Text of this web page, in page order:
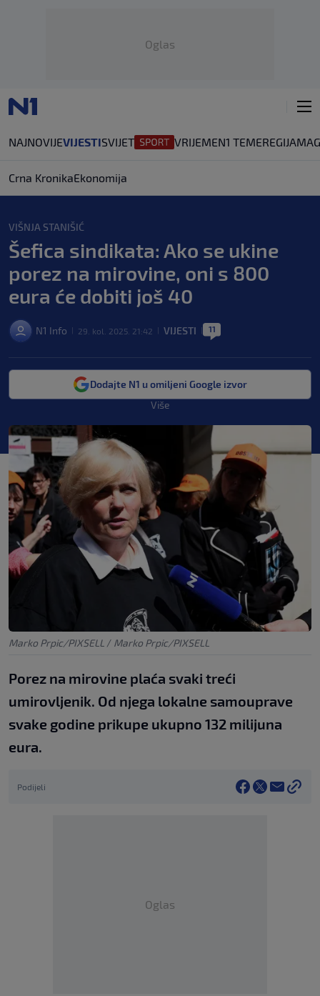
Oglas
NAJNOVIJEVIJESTISVIJET VRIJEMEN1 TEMEREGIJA
Crna KronikaEkonomija
VIŠNJA STANIŠIĆ
Šefica sindikata: Ako se ukine
porez na mirovine, oni s 800
eura će dobiti još 40
N1 Info 29. kol. 2025. 21:42 VIJESTI 11
Dodajte N1 u omiljeni Google izvor
Više
Marko Prpic/PIXSELL / Marko Prpic/PIXSELL
Porez na mirovine plaća svaki treći
umirovljenik. Od njega lokalne samouprave
svake godine prikupe ukupno 132 milijuna
eura.
Podijeli
Oglas